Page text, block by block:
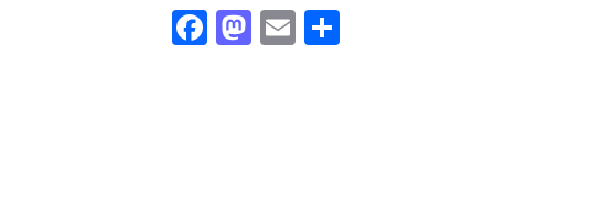
Facebook
Mastodon
Email